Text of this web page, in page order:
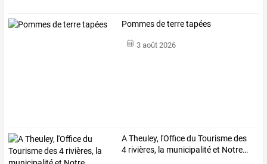
Pommes de terre tapées
3 août 2026
ATheuley, l'Officedu Tourismedes
4 rivières, la municipalitéet Notre…